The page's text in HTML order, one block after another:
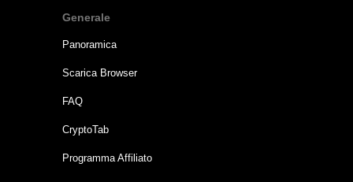
Generale
Panoramica
Scarica Browser
FAQ
CryptoTab
Programma Affiliato